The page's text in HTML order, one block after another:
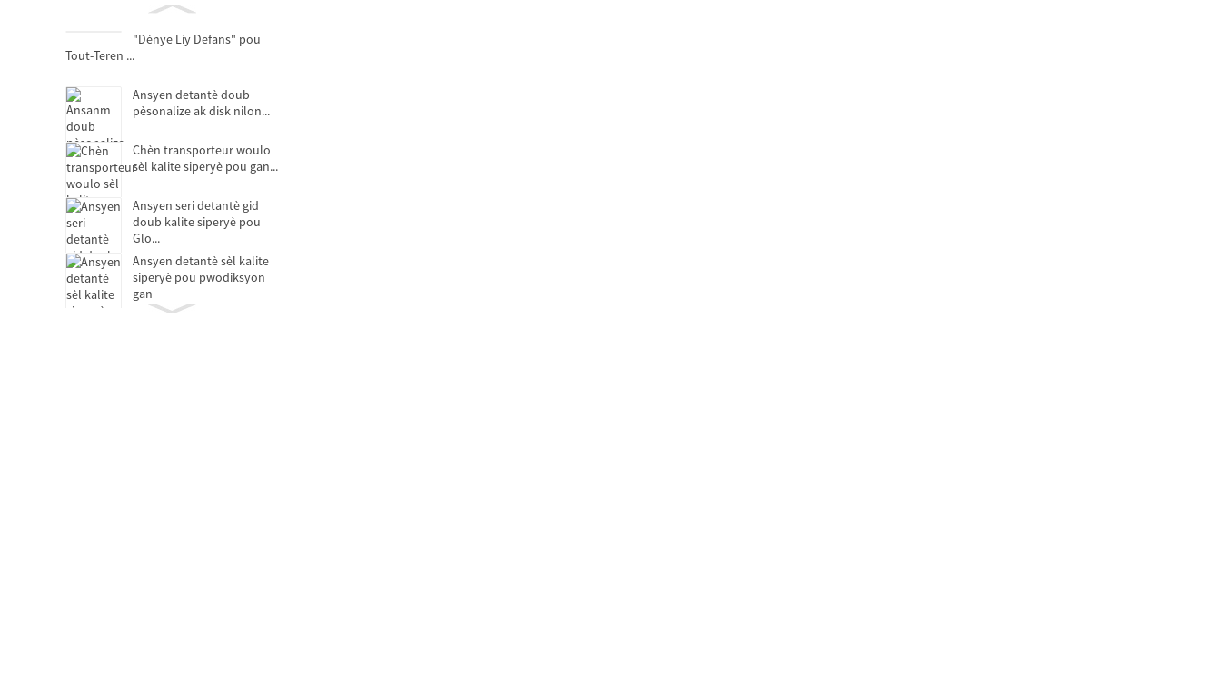
"Dènye Liy Defans" pou
Tout-Teren ...
Ansyen detantè doub
pèsonalize ak disk nilon...
Chèn transporteur woulo
sèl kalite siperyè pou gan...
Ansyen seri detantè gid
doub kalite siperyè pou
Glo...
Ansyen detantè sèl kalite
siperyè pou pwodiksyon
gan
Kousinen lage anbreyaj